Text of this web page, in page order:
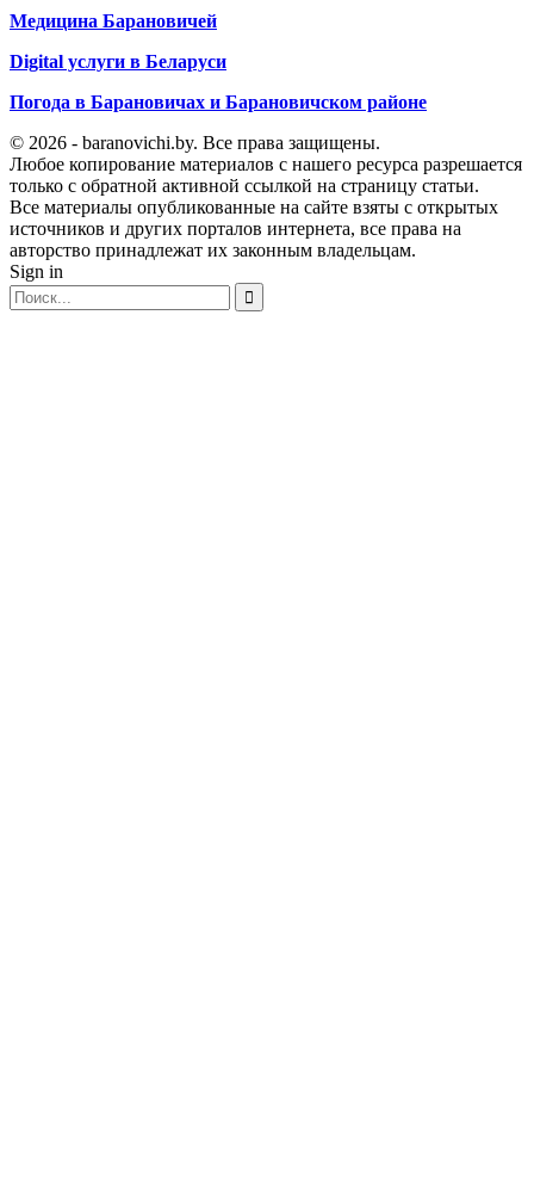
Медицина Барановичей
Digital услуги в Беларуси
Погода в Барановичах и Барановичском районе
© 2026 - baranovichi.by. Все права защищены.
Любое копирование материалов с нашего ресурса разрешается
только с обратной активной ссылкой на страницу статьи.
Все материалы опубликованные на сайте взяты с открытых
источников и других порталов интернета, все права на
авторство принадлежат их законным владельцам.
Sign in